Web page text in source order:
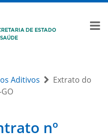
Aditivos
Extrato do
nº